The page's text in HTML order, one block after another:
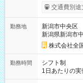
※勤務回数に
り！】 希望
例】 ・河合塾
×8時間＝日収
円の場合あり
円（役割手当＋
間】試用期間な
交通費別途
勤務地
新潟市中央区
新潟県新潟市
株式会社全
勤務時間
シフト制
1日あたりの
間は 試験に